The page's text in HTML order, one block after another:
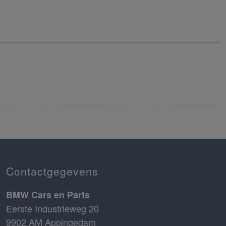
Contactgegevens
BMW Cars en Parts
Eerste Industrieweg 20
9902 AM Appingedam